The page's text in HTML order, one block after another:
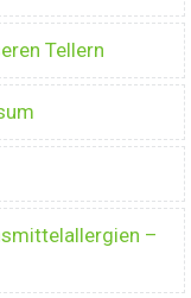
Tellern
–